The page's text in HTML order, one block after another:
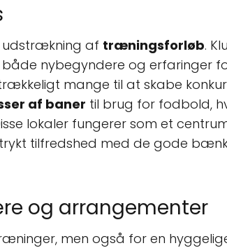
udstrækning af træningsforløb.
både nybegyndere og erfaringer
mange til at skabe
af baner til brug for fodbold,
lokaler fungerer som et
tilfredshed med de gode
og arrangementer
men også for en